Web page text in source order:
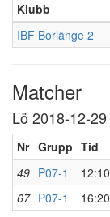
Klubb
IBF Borlänge 2
Matcher
Lö 2018-12-29
Nr Grupp Tid
49 P07-1 12:10
67 P07-1 16:20